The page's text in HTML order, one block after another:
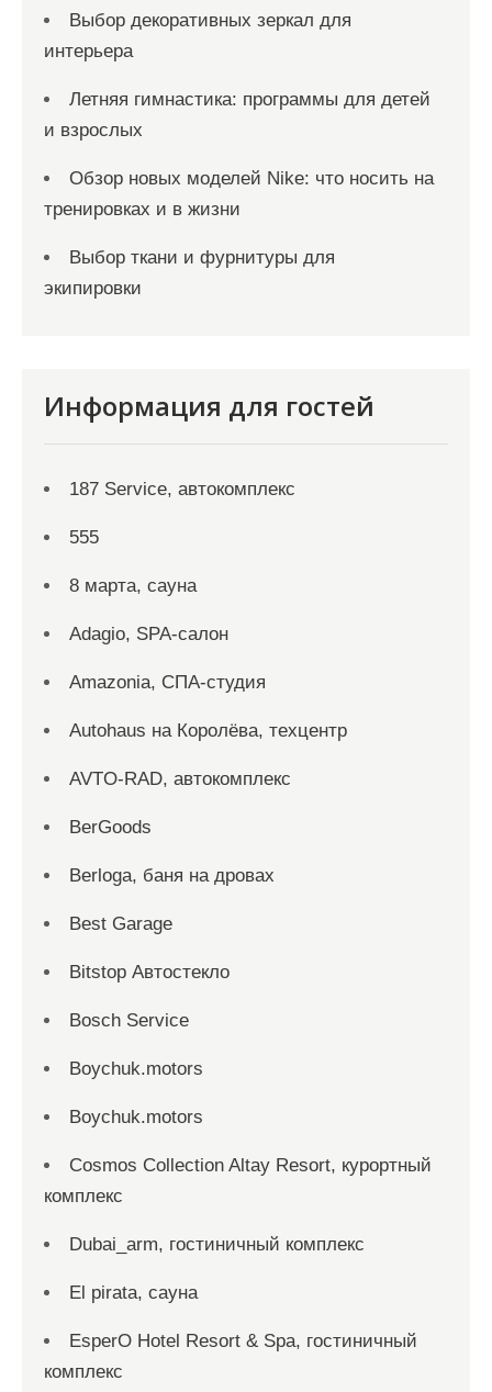
Выбор декоративных зеркал для
интерьера
Летняя гимнастика: программы для детей
и взрослых
Обзор новых моделей Nike: что носить на
тренировках и в жизни
Выбор ткани и фурнитуры для
экипировки
Информация для гостей
187 Service, автокомплекс
555
8 марта, сауна
Adagio, SPA-салон
Amazonia, СПА-студия
Autohaus на Королёва, техцентр
AVTO-RAD, автокомплекс
BerGoods
Berloga, баня на дровах
Best Garage
Bitstop Автостекло
Bosch Service
Boychuk.motors
Boychuk.motors
Cosmos Collection Altay Resort, курортный
комплекс
Dubai_arm, гостиничный комплекс
El pirata, сауна
EsperO Hotel Resort & Spa, гостиничный
комплекс